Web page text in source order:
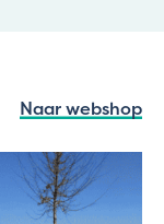
Naar webshop